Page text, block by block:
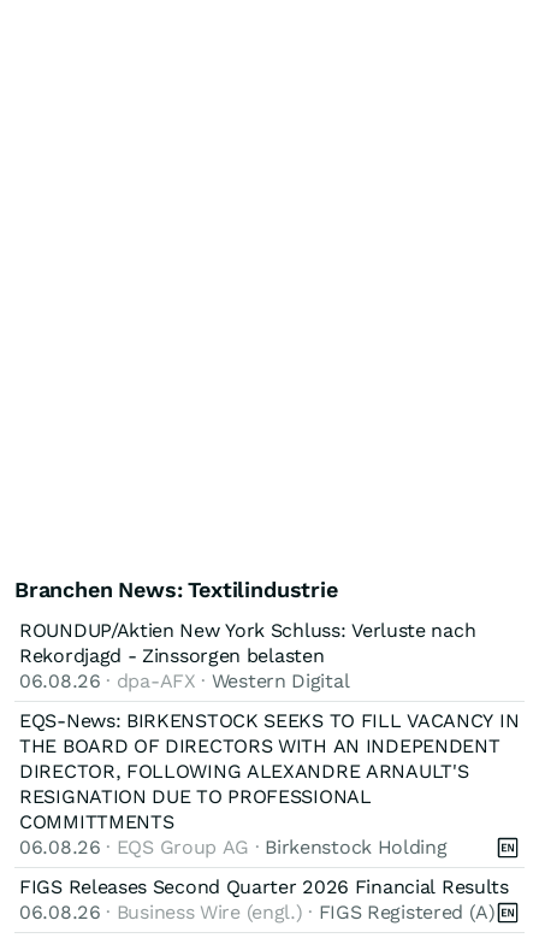
Branchen News: Textilindustrie
ROUNDUP/Aktien New York Schluss: Verluste nach
Rekordjagd - Zinssorgen belasten
06.08.26 · dpa-AFX · Western Digital
EQS-News: BIRKENSTOCK SEEKS TO FILL VACANCY IN
THE BOARD OF DIRECTORS WITH AN INDEPENDENT
DIRECTOR, FOLLOWING ALEXANDRE ARNAULT'S
RESIGNATION DUE TO PROFESSIONAL
COMMITTMENTS
06.08.26 · EQS Group AG · Birkenstock Holding
FIGS Releases Second Quarter 2026 Financial Results
06.08.26 · Business Wire (engl.) · FIGS Registered (A)